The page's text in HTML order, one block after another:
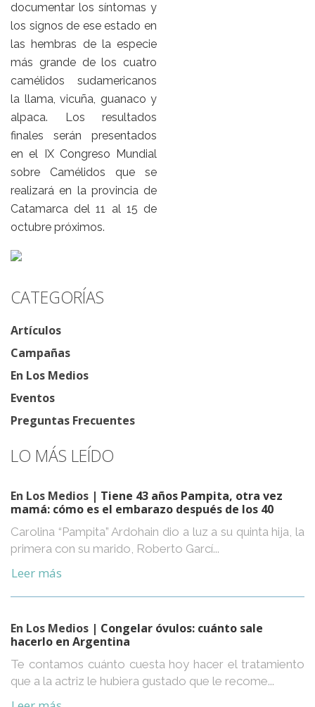
documentar los síntomas y
los signos de ese estado en
las hembras de la especie
más grande de los cuatro
camélidos sudamericanos
la llama, vicuña, guanaco y
alpaca. Los resultados
finales serán presentados
en el IX Congreso Mundial
sobre Camélidos que se
realizará en la provincia de
Catamarca del 11 al 15 de
octubre próximos.
CATEGORÍAS
Artículos
Campañas
En Los Medios
Eventos
Preguntas Frecuentes
LO MÁS LEÍDO
En Los Medios | Tiene 43 años Pampita, otra vez
mamá: cómo es el embarazo después de los 40
Carolina “Pampita” Ardohain dio a luz a su quinta hija, la
primera con su marido, Roberto Garcí...
Leer más
En Los Medios | Congelar óvulos: cuánto sale
hacerlo en Argentina
Te contamos cuánto cuesta hoy hacer el tratamiento
que a la actriz le hubiera gustado que le recome...